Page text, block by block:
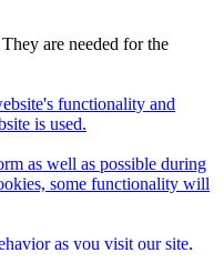
are needed for the
functionality and
is used.
as well as possible during
some functionality will
as you visit our site,